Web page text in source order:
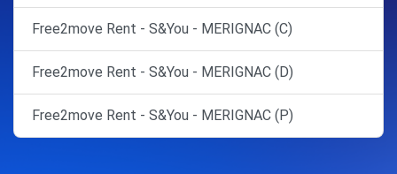
Free2move Rent - S&You - MERIGNAC (C)
Free2move Rent - S&You - MERIGNAC (D)
Free2move Rent - S&You - MERIGNAC (P)